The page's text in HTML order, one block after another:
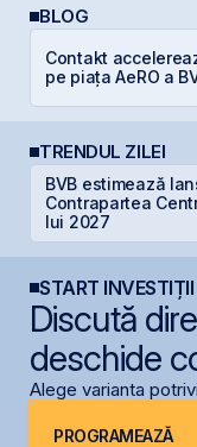
BLOG
Contakt
pe piața AeRO a
TRENDUL ZILEI
BVB estimează
Contrapartea
lui 2027
START INVESTIȚII
Discută
deschide
Alege varianta
PROGRAMEAZĂ